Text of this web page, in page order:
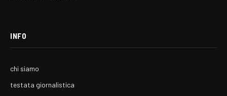
INFO
chi siamo
testata giornalistica